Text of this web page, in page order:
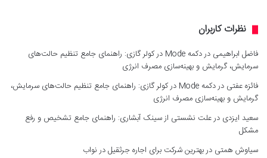
نظرات کاربران
فاضل ابراهیمی در
دکمه Mode در کولر گازی: راهنمای جامع تنظیم حالت‌های
سرمایش، گرمایش و بهینه‌سازی مصرف انرژی
فائزه عفتی در
دکمه Mode در کولر گازی: راهنمای جامع تنظیم حالت‌های سرمایش،
گرمایش و بهینه‌سازی مصرف انرژی
سعید ایزدی درعلت نشستی از سینک آبشاری: راهنمای جامع تشخیص و رفع
مشکل
سیاوش همتی دربهترین شرکت برای اجاره جرثقیل در نواب